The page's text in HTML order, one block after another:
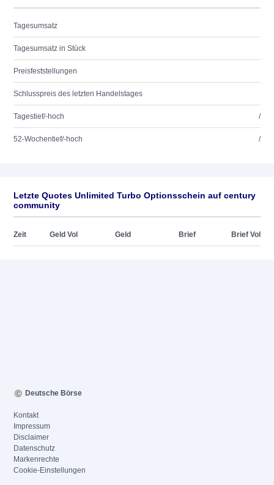
Tagesumsatz
Tagesumsatz in Stück
Preisfeststellungen
Schlusspreis des letzten Handelstages
Tagestief/-hoch /
52-Wochentief/-hoch /
Letzte Quotes Unlimited Turbo Optionsschein auf century
community
Zeit Geld Vol Geld Brief Brief Vol
Deutsche Börse
Kontakt
Impressum
Disclaimer
Datenschutz
Markenrechte
Cookie-Einstellungen